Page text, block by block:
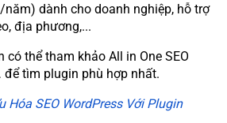
năm) dành cho doanh nghiệp, hỗ trợ
địa phương,...
có thể tham khảo All in One SEO
để tìm plugin phù hợp nhất.
Hóa SEO WordPress Với Plugin